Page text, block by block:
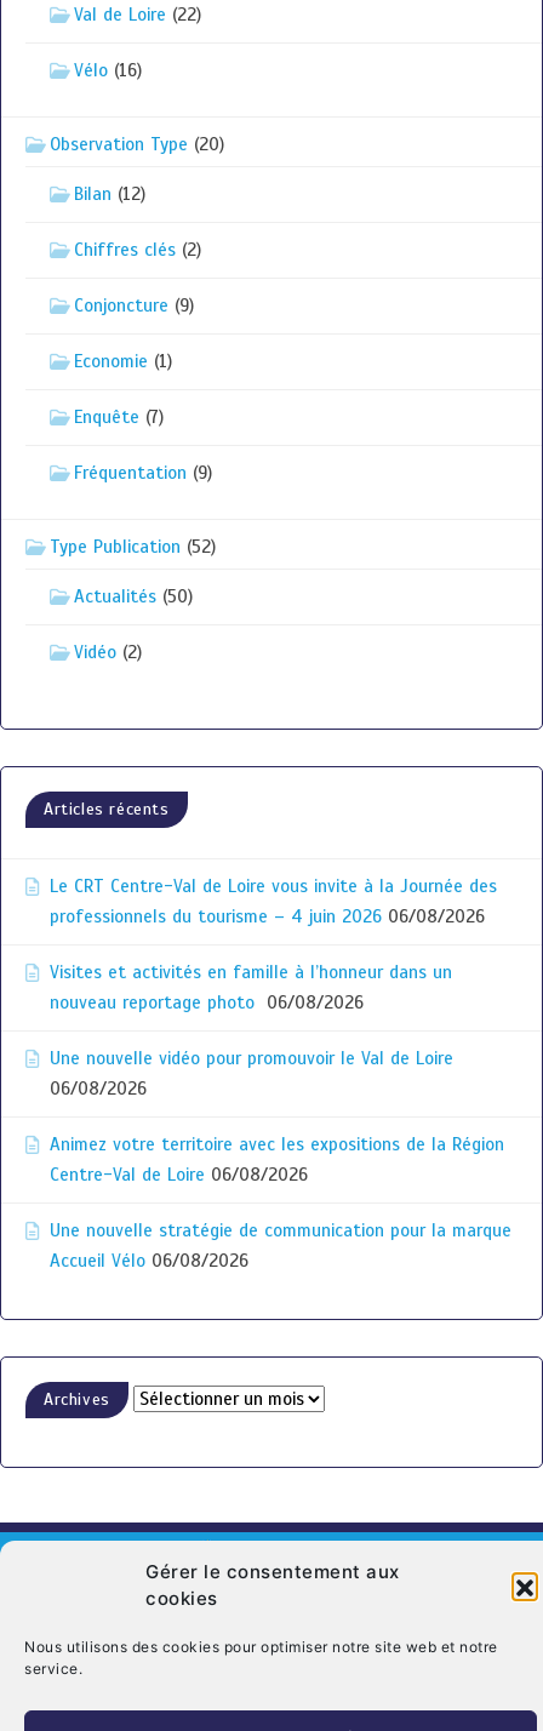
Gérer le consentement aux
cookies
Nous utilisons des cookies pour optimiser notre site web et notre
service.
Val de Loire (22)
Vélo (16)
Observation Type (20)
Bilan (12)
Chiffres clés (2)
Conjoncture (9)
Economie (1)
Enquête (7)
Fréquentation (9)
Type Publication (52)
Actualités (50)
Vidéo (2)
Articles récents
Le CRT Centre-Val de Loire vous invite à la Journée des
professionnels du tourisme – 4 juin 2026 06/08/2026
Visites et activités en famille à l’honneur dans un
nouveau reportage photo
06/08/2026
Une nouvelle vidéo pour promouvoir le Val de Loire
06/08/2026
Animez votre territoire avec les expositions de la Région
Centre-Val de Loire 06/08/2026
Une nouvelle stratégie de communication pour la marque
Accueil Vélo 06/08/2026
Archives
Qui sommes nous ?
Nous contacter